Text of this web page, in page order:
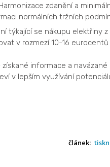
zdanění a
normálních tržních
týkající se nákupu elektřiny z
v rozmezí 10-16
informace a
v lepším využívání
článek: